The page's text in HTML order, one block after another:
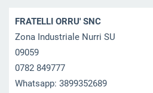
FRATELLI ORRU' SNC
Zona Industriale Nurri SU
09059
0782 849777
Whatsapp: 3899352689